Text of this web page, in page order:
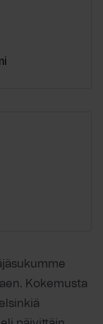
Kokemusta